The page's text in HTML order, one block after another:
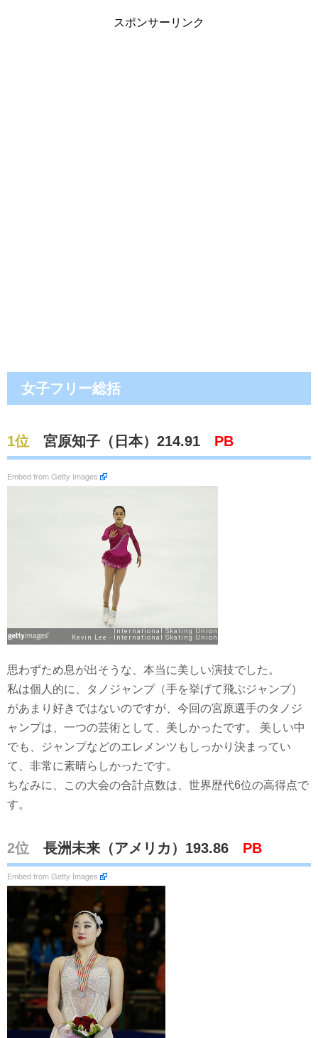
スポンサーリンク
女子フリー総括
1位 宮原知子（日本）214.91 PB
Embed from Getty Images
思わずため息が出そうな、本当に美しい演技でした。
私は個人的に、タノジャンプ（手を挙げて飛ぶジャンプ）
があまり好きではないのですが、今回の宮原選手のタノジ
ャンプは、一つの芸術として、美しかったです。 美しい中
でも、ジャンプなどのエレメンツもしっかり決まってい
て、非常に素晴らしかったです。
ちなみに、この大会の合計点数は、世界歴代6位の高得点で
す。
2位 長洲未来（アメリカ）193.86 PB
Embed from Getty Images